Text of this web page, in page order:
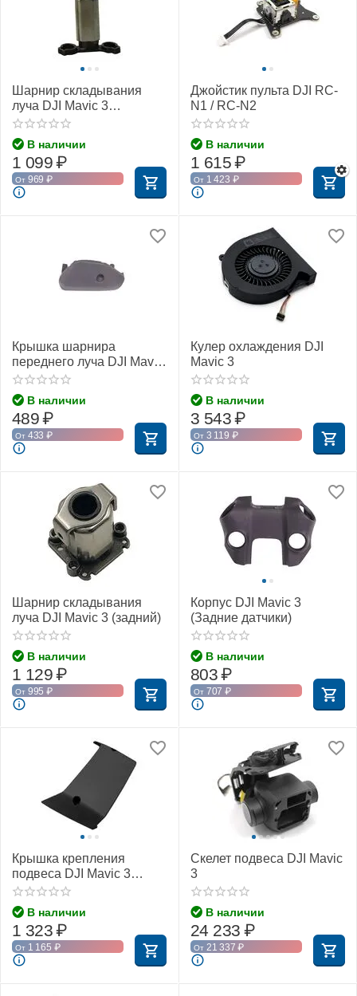
Шарнир складывания
луча DJI Mavic 3
(передний левый)
В наличии
1 099₽
От 969 ₽
Джойстик пульта DJI RC-
N1 / RC-N2
В наличии
1 615₽
От 1 423 ₽
Крышка шарнира
переднего луча DJI Mavic
3 (Левая)
В наличии
489₽
От 433 ₽
Кулер охлаждения DJI
Mavic 3
В наличии
3 543₽
От 3 119 ₽
Шарнир складывания
луча DJI Mavic 3 (задний)
В наличии
1 129₽
От 995 ₽
Корпус DJI Mavic 3
(Задние датчики)
В наличии
803₽
От 707 ₽
Крышка крепления
подвеса DJI Mavic 3
(Нижняя)
В наличии
1 323₽
От 1 165 ₽
Скелет подвеса DJI Mavic
3
В наличии
24 233 ₽
От 21 337 ₽